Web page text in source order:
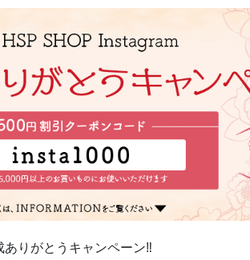
りがとうキャンペーン‼